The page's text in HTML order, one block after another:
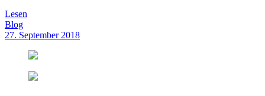
Lesen
Blog
27. September 2018